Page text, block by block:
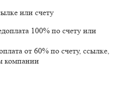
или счету
100% по счету или
от 60% по счету, ссылке,
компании